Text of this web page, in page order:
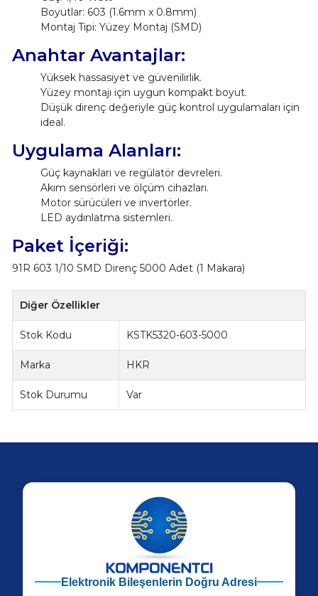
Boyutlar: 603 (1.6mm x 0.8mm)
Montaj Tipi: Yüzey Montaj (SMD)
Anahtar Avantajlar:
Yüksek hassasiyet ve güvenilirlik.
Yüzey montajı için uygun kompakt boyut.
Düşük direnç değeriyle güç kontrol uygulamaları için
ideal.
Uygulama Alanları:
Güç kaynakları ve regülatör devreleri.
Akım sensörleri ve ölçüm cihazları.
Motor sürücüleri ve invertörler.
LED aydınlatma sistemleri.
Paket İçeriği:
91R 603 1/10 SMD Direnç 5000 Adet (1 Makara)
Diğer Özellikler
Stok Kodu KSTK5320-603-5000
Marka HKR
Stok Durumu Var
Elektronik Bileşenlerin Doğru Adresi